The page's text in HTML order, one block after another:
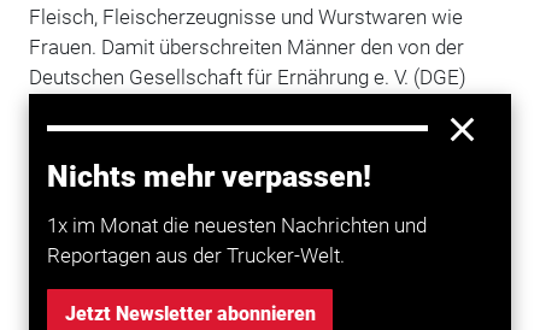
Nichts mehr verpassen!
1x im Monat die neuesten Nachrichten und
Reportagen aus der Trucker-Welt.
Jetzt Newsletter abonnieren
Fleisch, Fleischerzeugnisse und Wurstwaren wie
Frauen. Damit überschreiten Männer den von der
Deutschen Gesellschaft für Ernährung e. V. (DGE)
g pro Woche um das Zweifache, schreibt die DGE in
ihrer Pressemitteilung vom 7.1.2014 zu ihrem 12.
Ernährungsbericht. Frauen liegen demnach mit knapp
600 g Fleisch, Fleischerzeugnissen und Wurstwaren
pro Woche an der oberen Grenze.
Neben dem unterschiedlich hohen Fleischverzehr